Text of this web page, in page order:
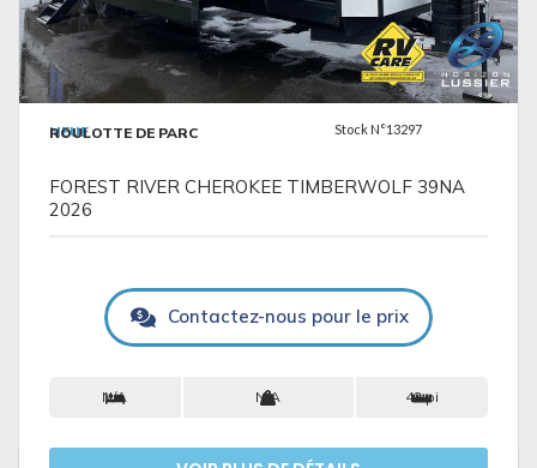
VOIR LES DÉTAILS
NEUF
ROULOTTE DE PARC Stock N°13297
FOREST RIVER CHEROKEE TIMBERWOLF 39NA
2026
Contactez-nous pour le prix
N/A N/A 42 pi